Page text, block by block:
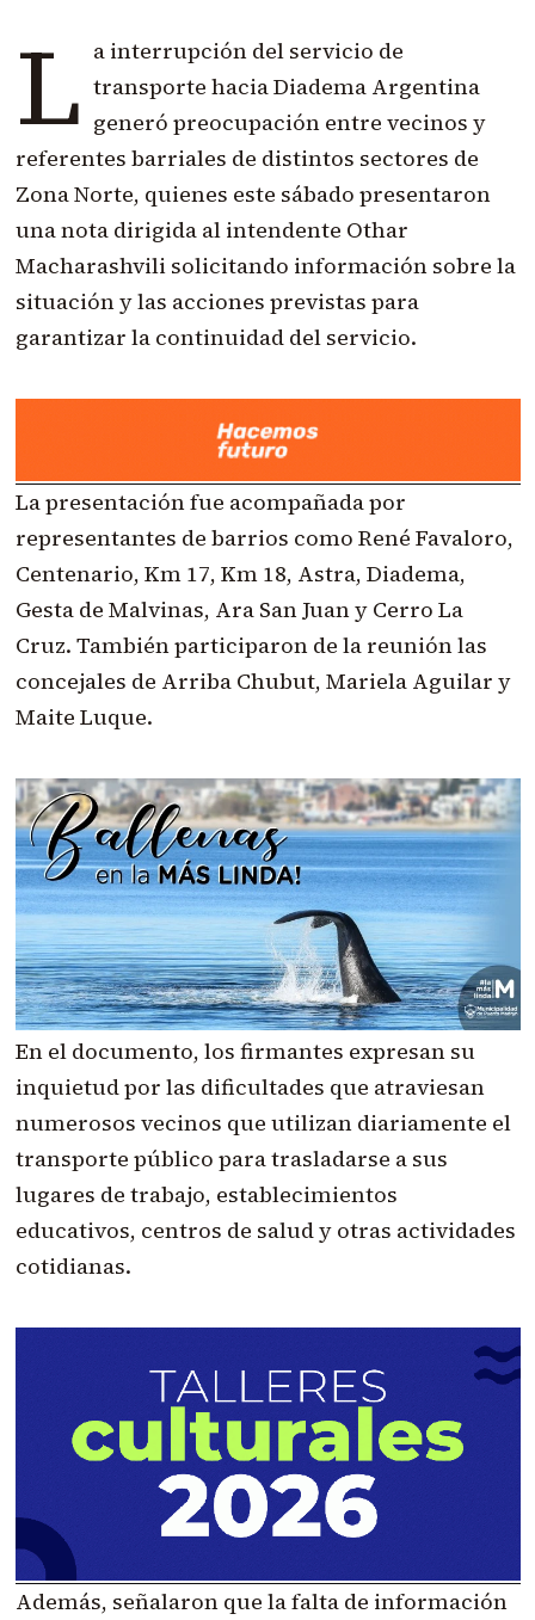
L a interrupción del servicio de
transporte hacia Diadema Argentina
generó preocupación entre vecinos y
referentes barriales de distintos sectores de
Zona Norte, quienes este sábado presentaron
una nota dirigida al intendente Othar
Macharashvili solicitando información sobre la
situación y las acciones previstas para
garantizar la continuidad del servicio.
La presentación fue acompañada por
representantes de barrios como René Favaloro,
Centenario, Km 17, Km 18, Astra, Diadema,
Gesta de Malvinas, Ara San Juan y Cerro La
Cruz. También participaron de la reunión las
concejales de Arriba Chubut, Mariela Aguilar y
Maite Luque.
En el documento, los firmantes expresan su
inquietud por las dificultades que atraviesan
numerosos vecinos que utilizan diariamente el
transporte público para trasladarse a sus
lugares de trabajo, establecimientos
educativos, centros de salud y otras actividades
cotidianas.
Además, señalaron que la falta de información